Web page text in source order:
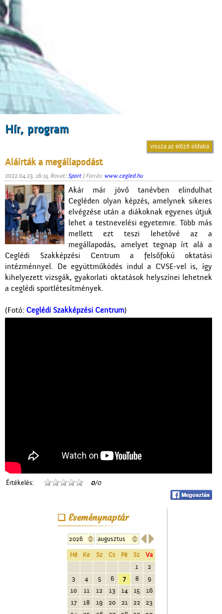
Hír, program
vissza az előző oldalra
Aláírták a megállapodást
2022.04.23. 16:15 Rovat: Sport| Forrás: www.cegled.hu
Akár már jövő tanévben elindulhat
Cegléden olyan képzés, amelynek sikeres
elvégzése után a diákoknak egyenes útjuk
lehet a testnevelési egyetemre. Több más
mellett ezt teszi lehetővé az a
megállapodás, amelyet tegnap írt alá a
Ceglédi Szakképzési Centrum a felsőfokú oktatási
intézménnyel. De együttműködés indul a CVSE-vel is, így
kihelyezett vizsgák, gyakorlati oktatások helyszínei lehetnek
a ceglédi sportlétesítmények.
(Fotó: Ceglédi Szakképzési Centrum)
Értékelés: 0/0
Eseménynaptár

Hé Ke Sz Cs Pé Sz
Va
1
2
3
4 5 6 7 8
9
10
11 12 13 14 15
16
17
18 19 20 21 22
23